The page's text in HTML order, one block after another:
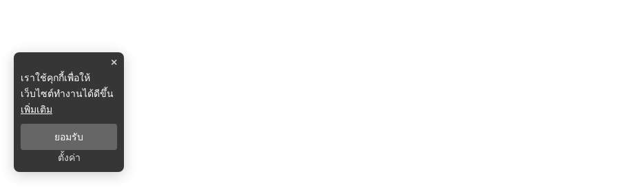
×
เราใช้คุกกี้เพื่อให้
เว็บไซต์ทำงานได้ดีขึ้น
เพิ่มเติม
ยอมรับ
ตั้งค่า